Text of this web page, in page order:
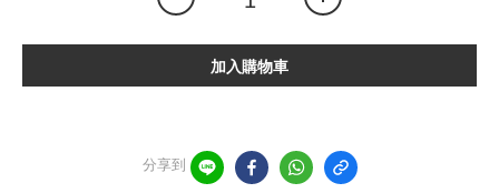
加入購物車
分享到